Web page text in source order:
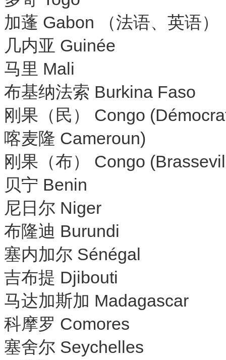
加蓬 Gabon （法语、英语）
几内亚 Guinée
马里 Mali
布基纳法索 Burkina Faso
刚果（民） Congo
喀麦隆 Cameroun)
刚果（布） Congo
贝宁 Benin
尼日尔 Niger
布隆迪 Burundi
塞内加尔 Sénégal
吉布提 Djibouti
马达加斯加 Madagascar
科摩罗 Comores
塞舍尔 Seychelles